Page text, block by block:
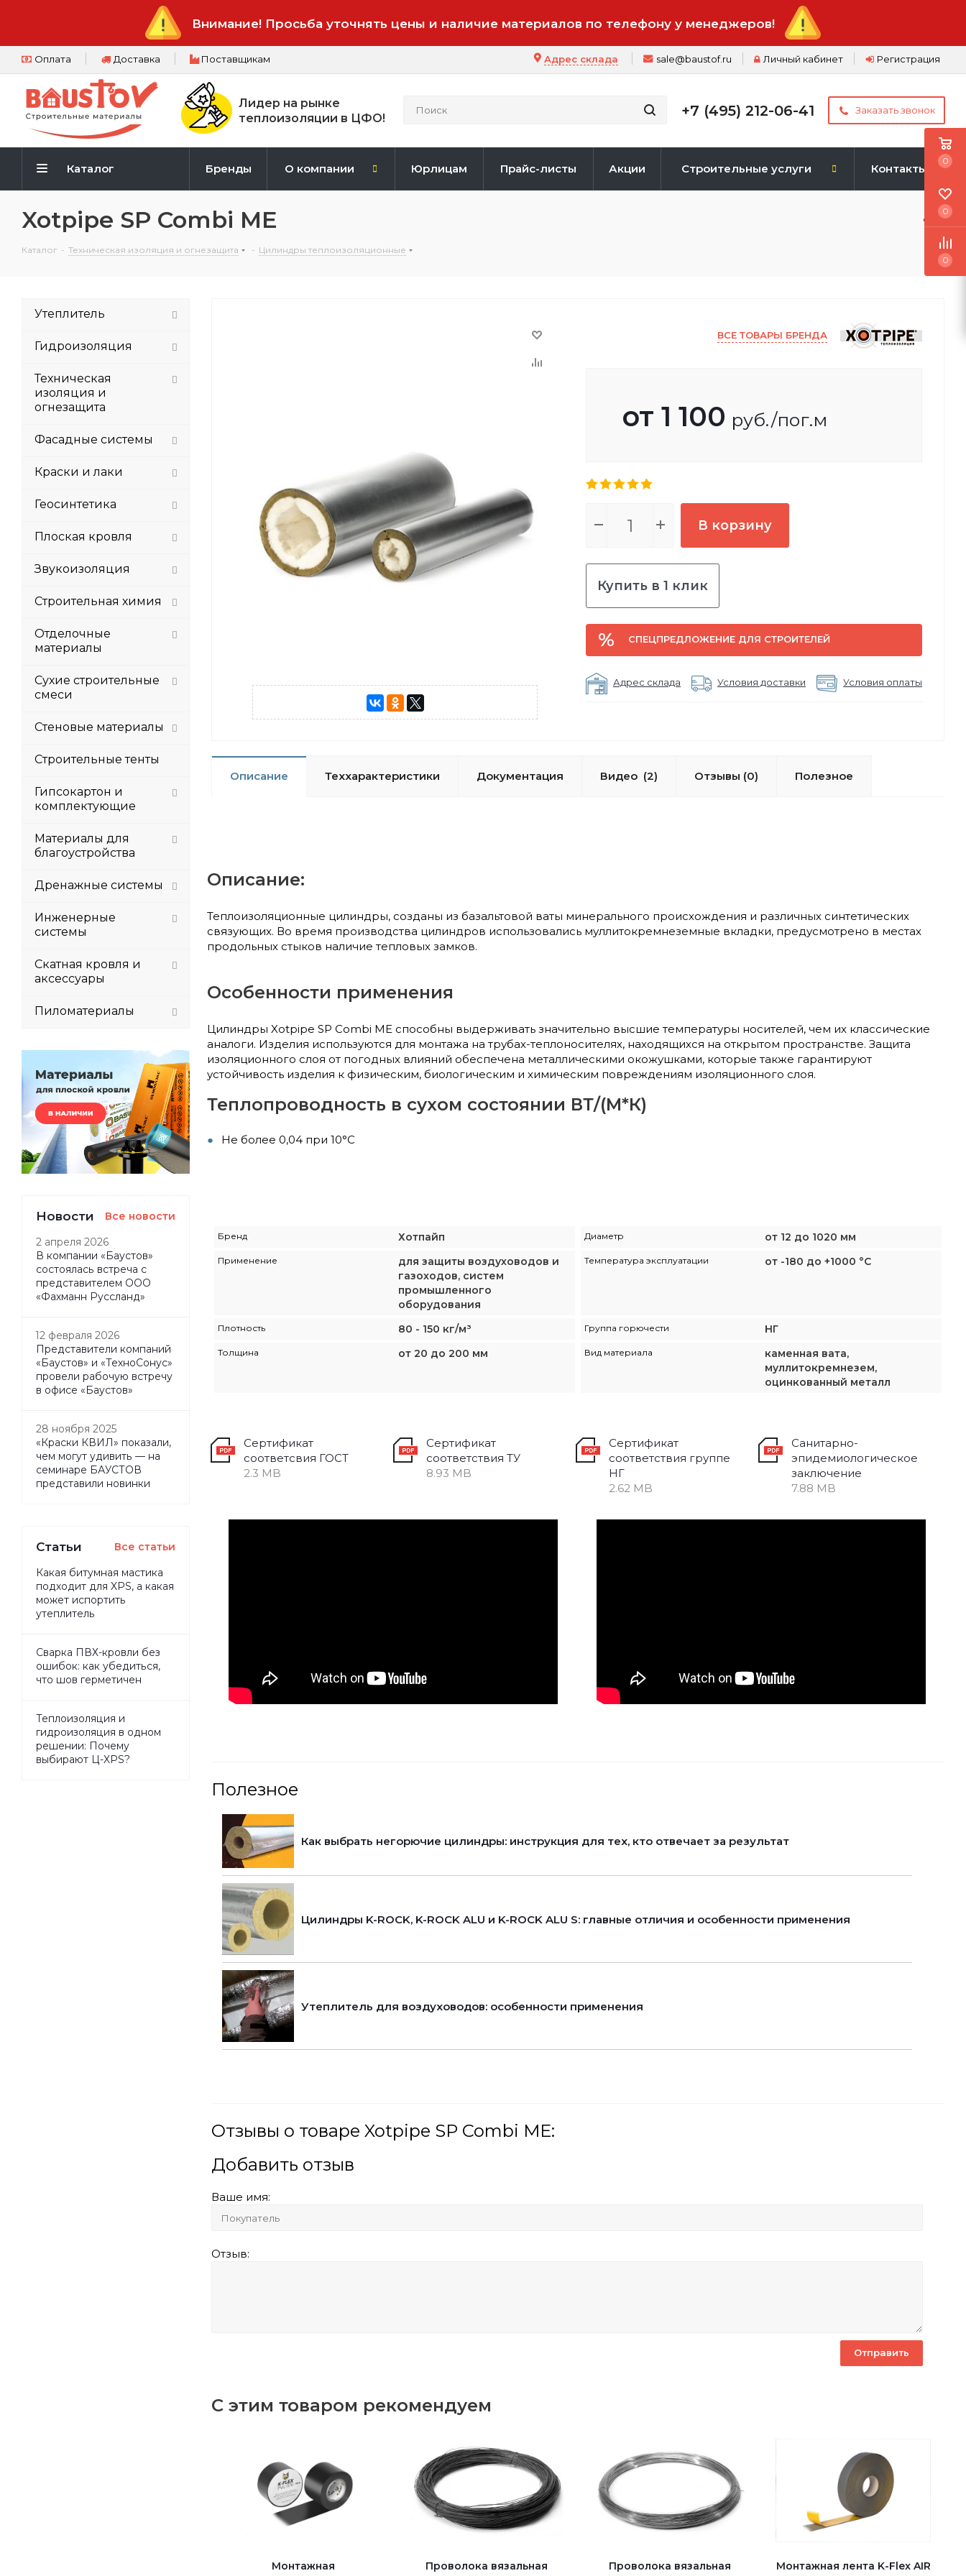
Внимание! Просьба уточнять цены и наличие материалов по телефону у менеджеров!
Оплата Доставка Поставщикам Регистрация
Личный кабинет
sale@baustof.ru
Адрес склада
Лидер на рынке
теплоизоляции в ЦФО!
+7 (495) 212-06-41 Заказать звонок
Каталог Бренды О компании Юрлицам Прайс-листы Акции Строительные услуги Контакты
Xotpipe SP Combi ME
Каталог - Техническая изоляция и огнезащита - Цилиндры теплоизоляционные
ВСЕ ТОВАРЫ БРЕНДА
от 1 100 руб./пог.м
В корзину
Купить в 1 клик
СПЕЦПРЕДЛОЖЕНИЕ ДЛЯ СТРОИТЕЛЕЙ
Адрес склада Условия доставки Условия оплаты
Описание Теххарактеристики Документация Видео (2) Отзывы (0) Полезное
Описание:
Теплоизоляционные цилиндры, созданы из базальтовой ваты минерального происхождения и различных синтетических
связующих. Во время производства цилиндров использовались муллитокремнеземные вкладки, предусмотрено в местах
продольных стыков наличие тепловых замков.
Особенности применения
Цилиндры Xotpipe SP Combi ME способны выдерживать значительно высшие температуры носителей, чем их классические
аналоги. Изделия используются для монтажа на трубах-теплоносителях, находящихся на открытом пространстве. Защита
изоляционного слоя от погодных влияний обеспечена металлическими окожушками, которые также гарантируют
устойчивость изделия к физическим, биологическим и химическим повреждениям изоляционного слоя.
Теплопроводность в сухом состоянии ВТ/(М*К)
Не более 0,04 при 10°С
Бренд Хотпайп Диаметр от 12 до 1020 мм
Применение
для защиты воздуховодов и
газоходов, систем
промышленного
оборудования
Температура эксплуатации от -180 до +1000 °C
Плотность 80 - 150 кг/м³ Группа горючести НГ
Толщина от 20 до 200 мм Вид материала
каменная вата,
муллитокремнезем,
оцинкованный металл
Сертификат
соответсвия ГОСТ
2.3 MB
Сертификат
соответствия ТУ
8.93 MB
Сертификат
соответствия группе
НГ
2.62 MB
Санитарно-
эпидемиологическое
заключение
7.88 MB
Полезное
Как выбрать негорючие цилиндры: инструкция для тех, кто отвечает за результат
Цилиндры K-ROCK, K-ROCK ALU и K-ROCK ALU S: главные отличия и особенности применения
Утеплитель для воздуховодов: особенности применения
Отзывы о товаре Xotpipe SP Combi ME:
Добавить отзыв
Ваше имя:
Отзыв:
С этим товаром рекомендуем
Монтажная
Проволока вязальная
Проволока вязальная
Монтажная лента K-Flex AIR
Утеплитель
Гидроизоляция
Техническая
изоляция и
огнезащита
Фасадные системы
Краски и лаки
Геосинтетика
Плоская кровля
Звукоизоляция
Строительная химия
Отделочные
материалы
Сухие строительные
смеси
Стеновые материалы
Строительные тенты
Гипсокартон и
комплектующие
Материалы для
благоустройства
Дренажные системы
Инженерные
системы
Скатная кровля и
аксессуары
Пиломатериалы
Новости Все новости
2 апреля 2026
В компании «Баустов»
состоялась встреча с
представителем ООО
«Фахманн Руссланд»
12 февраля 2026
Представители компаний
«Баустов» и «ТехноСонус»
провели рабочую встречу
в офисе «Баустов»
28 ноября 2025
«Краски КВИЛ» показали,
чем могут удивить — на
семинаре БАУСТОВ
представили новинки
Статьи Все статьи
Какая битумная мастика
подходит для XPS, а какая
может испортить
утеплитель
Сварка ПВХ-кровли без
ошибок: как убедиться,
что шов герметичен
Теплоизоляция и
гидроизоляция в одном
решении: Почему
выбирают Ц-XPS?
0
0
0